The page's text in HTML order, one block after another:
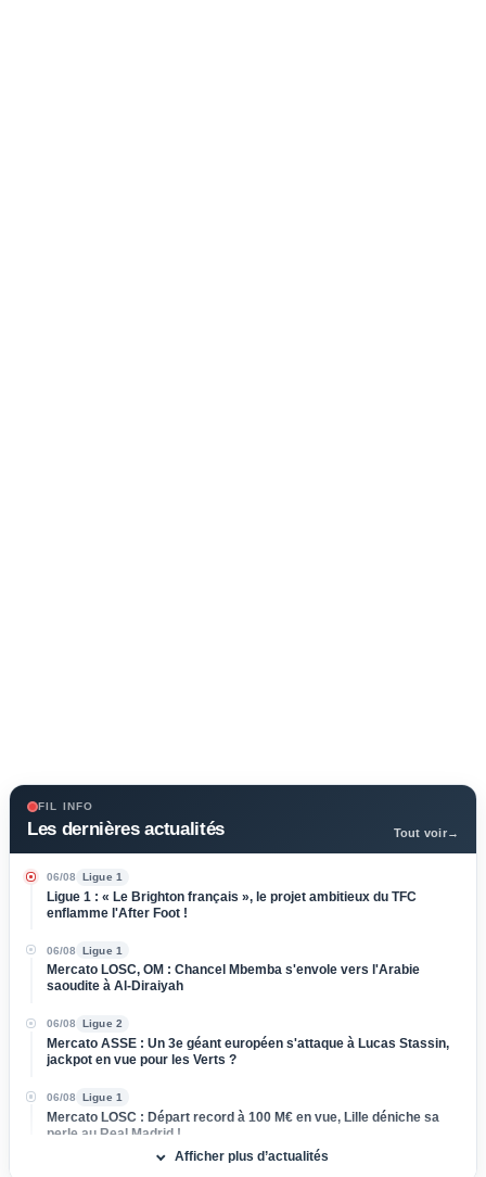
FIL INFO
Les dernières actualités Tout voir→
06/08 Ligue 1
Ligue 1 : « Le Brighton français », le projet ambitieux du TFC
enflamme l'After Foot !
06/08 Ligue 1
Mercato LOSC, OM : Chancel Mbemba s'envole vers l'Arabie
saoudite à Al-Diraiyah
06/08 Ligue 2
Mercato ASSE : Un 3e géant européen s'attaque à Lucas Stassin,
jackpot en vue pour les Verts ?
06/08 Ligue 1
Mercato LOSC : Départ record à 100 M€ en vue, Lille déniche sa
perle au Real Madrid !
Afficher plus d’actualités